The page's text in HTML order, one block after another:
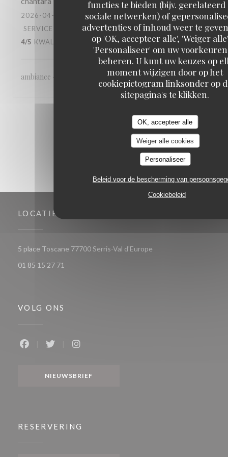
functies te bieden (bijv. gerelateerd
sociale netwerken) of
advertenties of inhoud weer te
op 'OK, accepteer alle', 'Weiger
'Personaliseer' om uw
beheren. U kunt uw keuzes op
moment wijzigen door op het
cookiepictogram linksonder op
sitepagina's te klikken.
OK, accepteer alle
Weiger alle cookies
Personaliseer
Beleid voor de bescherming van
Cookiebeleid
2026-04-22
- 20:30 - GASTEN 6
SERVICE
ATMOSFEER: 4/5 KEUKEN:
4/5 KWALITEIT / PRIJS: 4/5
ambiance - accueil agréable - qualité de la cuisine
3
LOCATIE
5 place Toscane 77700 Serris-Val d'Europe
01 85 15 27 71
VOLG ONS
NIEUWSBRIEF
RESERVERING